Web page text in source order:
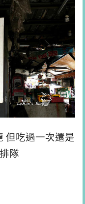
但吃過一次還是
隊